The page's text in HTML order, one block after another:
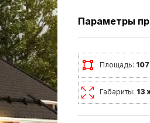
Параметры
Площадь:
Габариты: 13